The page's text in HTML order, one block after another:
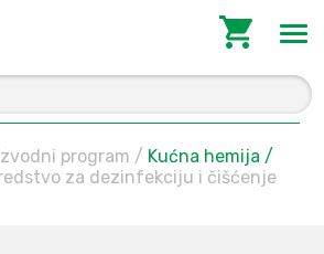
program
Kućna hemija
za dezinfekciju i čišćenje